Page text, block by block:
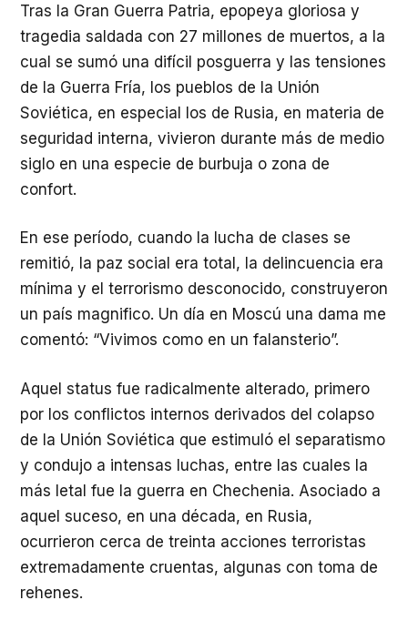
Tras la Gran Guerra Patria, epopeya gloriosa y
tragedia saldada con 27 millones de muertos, a la
cual se sumó una difícil posguerra y las tensiones
de la Guerra Fría, los pueblos de la Unión
Soviética, en especial los de Rusia, en materia de
seguridad interna, vivieron durante más de medio
siglo en una especie de burbuja o zona de
confort.
En ese período, cuando la lucha de clases se
remitió, la paz social era total, la delincuencia era
mínima y el terrorismo desconocido, construyeron
un país magnifico. Un día en Moscú una dama me
comentó: “Vivimos como en un falansterio”.
Aquel status fue radicalmente alterado, primero
por los conflictos internos derivados del colapso
de la Unión Soviética que estimuló el separatismo
y condujo a intensas luchas, entre las cuales la
más letal fue la guerra en Chechenia. Asociado a
aquel suceso, en una década, en Rusia,
ocurrieron cerca de treinta acciones terroristas
extremadamente cruentas, algunas con toma de
rehenes.